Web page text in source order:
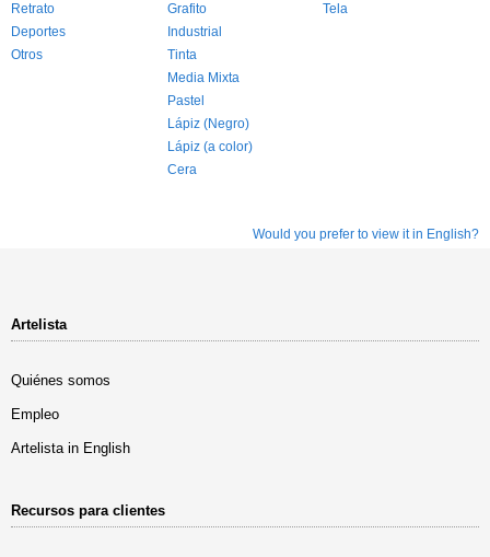
Retrato
Deportes
Otros
Grafito
Industrial
Tinta
Media Mixta
Pastel
Lápiz (Negro)
Lápiz (a color)
Cera
Tela
Would you prefer to view it in English?
Artelista
Quiénes somos
Empleo
Artelista in English
Recursos para clientes